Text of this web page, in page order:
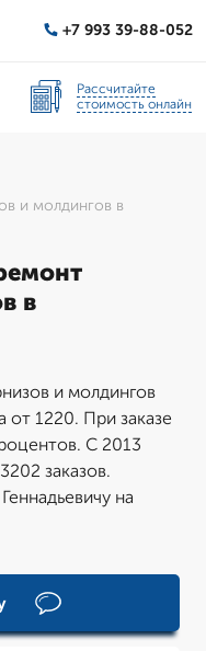
+7 993 39-88-052
Рассчитайте
стоимость онлайн
и молдингов в
в
и молдингов
1220. При заказе
С 2013
заказов.
на